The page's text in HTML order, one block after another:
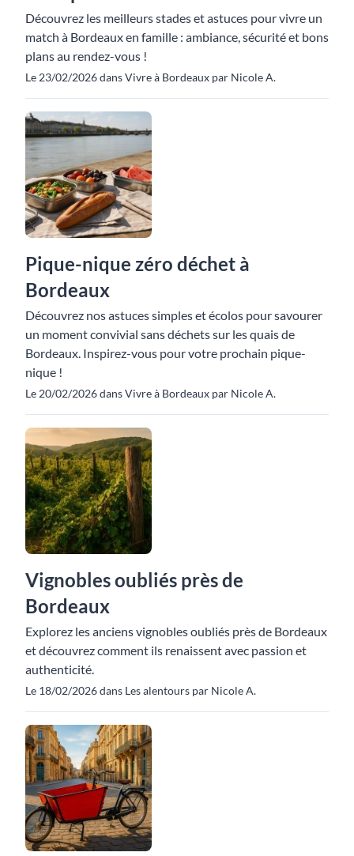
Découvrez les meilleurs stades et astuces pour vivre un
match à Bordeaux en famille : ambiance, sécurité et bons
plans au rendez-vous !
Le 23/02/2026 dans Vivre à Bordeaux par Nicole A.
Pique-nique zéro déchet à
Bordeaux
Découvrez nos astuces simples et écolos pour savourer
un moment convivial sans déchets sur les quais de
Bordeaux. Inspirez-vous pour votre prochain pique-
nique !
Le 20/02/2026 dans Vivre à Bordeaux par Nicole A.
Vignobles oubliés près de
Bordeaux
Explorez les anciens vignobles oubliés près de Bordeaux
et découvrez comment ils renaissent avec passion et
authenticité.
Le 18/02/2026 dans Les alentours par Nicole A.